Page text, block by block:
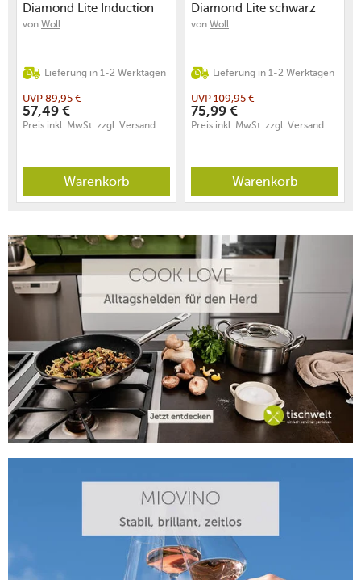
Diamond Lite Induction
von Woll
Lieferung in 1-2 Werktagen
UVP89,95 €
57,49 €
Preis inkl. MwSt. zzgl. Versand
Warenkorb
Diamond Lite schwarz
von Woll
Lieferung in 1-2 Werktagen
UVP109,95 €
75,99 €
Preis inkl. MwSt. zzgl. Versand
Warenkorb